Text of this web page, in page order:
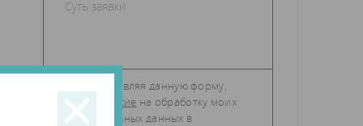
Отправляя данную форму,
даю
согласие
персональных данных в